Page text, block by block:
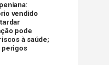
vendido
pode
à saúde;
perigos